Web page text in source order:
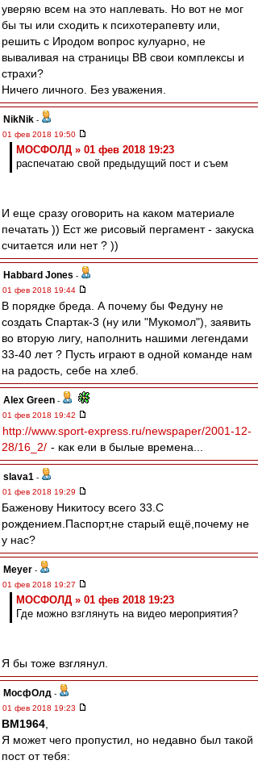
уверяю всем на это наплевать. Но вот не мог
бы ты или сходить к психотерапевту или,
решить с Иродом вопрос кулуарно, не
вываливая на страницы ВВ свои комплексы и
страхи?
Ничего личного. Без уважения.
NikNik -
01 фев 2018 19:50
МОСФОЛД » 01 фев 2018 19:23
распечатаю свой предыдущий пост и съем
И еще сразу оговорить на каком материале
печатать )) Ест же рисовый пергамент - закуска
считается или нет ? ))
Habbard Jones -
01 фев 2018 19:44
В порядке бреда. А почему бы Федуну не
создать Спартак-3 (ну или "Мукомол"), заявить
во вторую лигу, наполнить нашими легендами
33-40 лет ? Пусть играют в одной команде нам
на радость, себе на хлеб.
Alex Green -
01 фев 2018 19:42
http://www.sport-express.ru/newspaper/2001-12-
28/16_2/ - как ели в былые времена...
slava1 -
01 фев 2018 19:29
Баженову Никитосу всего 33.С
рождением.Паспорт,не старый ещё,почему не
у нас?
Meyer -
01 фев 2018 19:27
МОСФОЛД » 01 фев 2018 19:23
Где можно взглянуть на видео мероприятия?
Я бы тоже взглянул.
МосфОлд -
01 фев 2018 19:23
BM1964
Я может чего пропустил, но недавно был такой
пост от тебя: